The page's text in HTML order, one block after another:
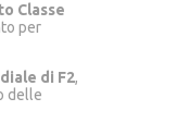
Classe
per
di F2,
delle